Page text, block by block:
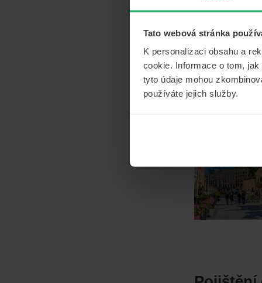
Tato webová stránka
K personalizaci obsahu a
cookie. Informace o tom,
tyto údaje mohou
používáte jejich služby.
Cestovní
CESTOVÁNÍ